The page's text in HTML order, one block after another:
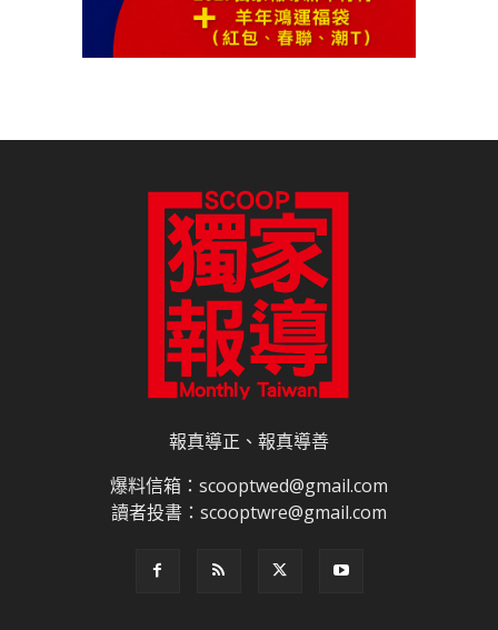
報真導正、報真導善
爆料信箱：scooptwed@gmail.com
讀者投書：scooptwre@gmail.com